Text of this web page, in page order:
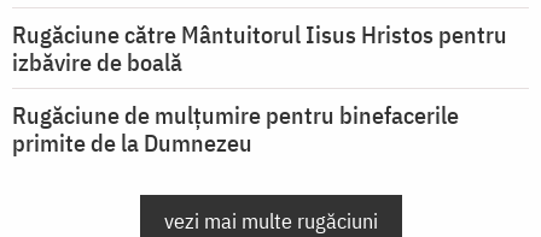
Rugăciune către Mântuitorul Iisus Hristos pentru
izbăvire de boală
Rugăciune de mulțumire pentru binefacerile
primite de la Dumnezeu
vezi mai multe rugăciuni